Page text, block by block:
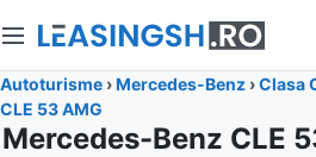
Autoturisme ›Mercedes-Benz ›Clasa
CLE 53 AMG
Mercedes-Benz CLE